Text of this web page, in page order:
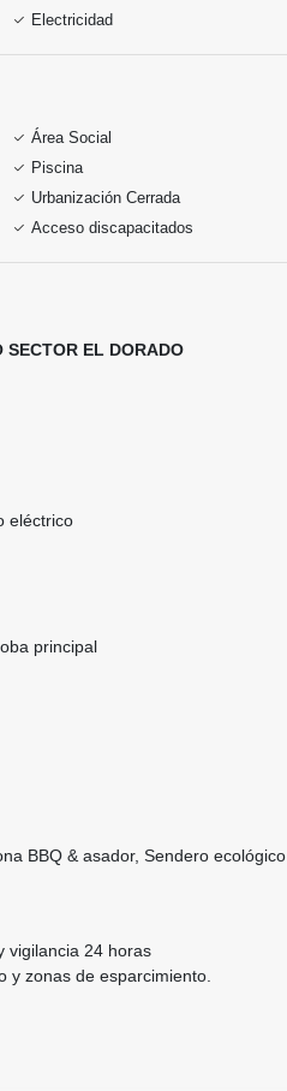
Electricidad
Área Social
Piscina
Urbanización Cerrada
Acceso discapacitados
SECTOR EL DORADO
eléctrico
principal
BBQ & asador, Sendero ecológico
vigilancia 24 horas
y zonas de esparcimiento.